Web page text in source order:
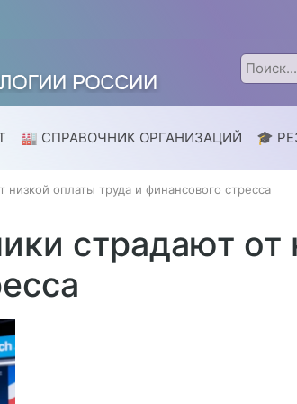
🏭 СПРАВОЧНИК ОРГАНИЗАЦИЙ 🎓
оплаты труда и финансового стресса
страдают от